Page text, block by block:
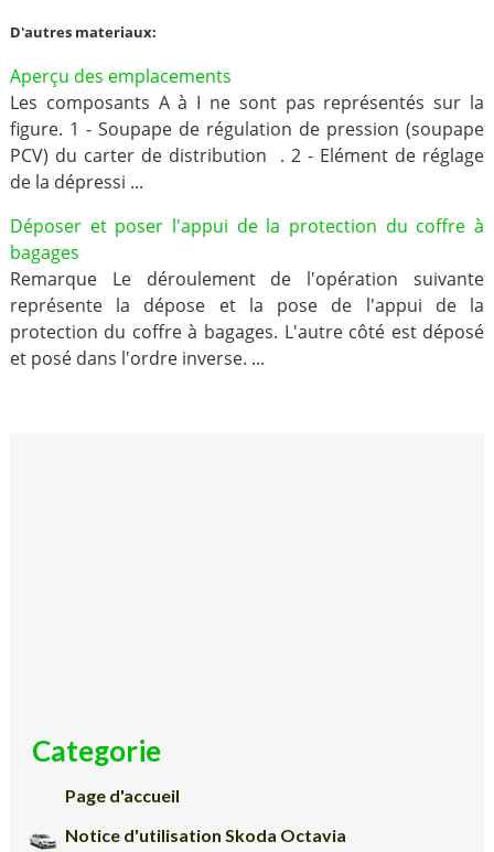
D'autres materiaux:
Aperçu des emplacements
Les composants A à I ne sont pas représentés sur la
figure. 1 - Soupape de régulation de pression (soupape
PCV) du carter de distribution . 2 - Elément de réglage
de la dépressi ...
Déposer et poser l'appui de la protection du coffre à
bagages
Remarque Le déroulement de l'opération suivante
représente la dépose et la pose de l'appui de la
protection du coffre à bagages. L'autre côté est déposé
et posé dans l'ordre inverse. ...
Categorie
Page d'accueil
Notice d'utilisation Skoda Octavia